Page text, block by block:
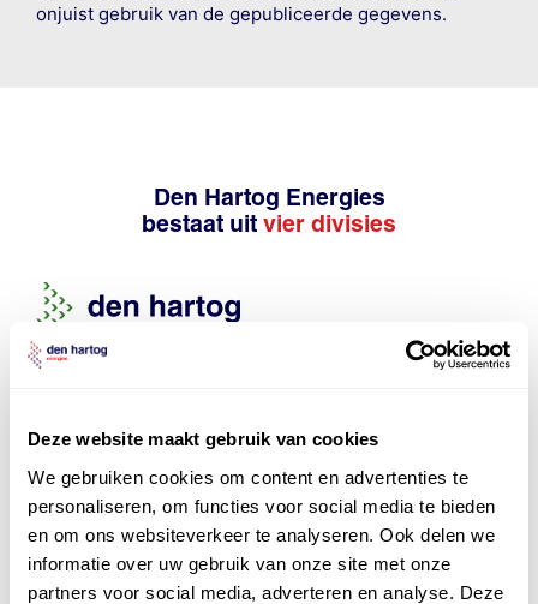
Deze website maakt gebruik van cookies
We gebruiken cookies om content en advertenties te
personaliseren, om functies voor social media te bieden
en om ons websiteverkeer te analyseren. Ook delen we
informatie over uw gebruik van onze site met onze
partners voor social media, adverteren en analyse. Deze
onjuist gebruik van de gepubliceerde gegevens.
Den Hartog Energies
bestaat uit vier divisies